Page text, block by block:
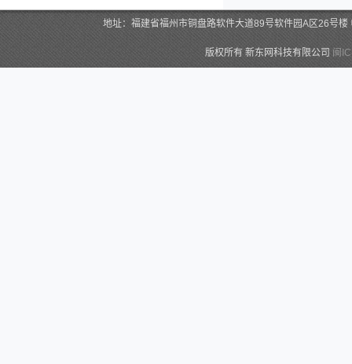
地址：福建省福州市铜盘路软件大道89号软件园A区26号
版权所有 新东网科技有限公司 闽